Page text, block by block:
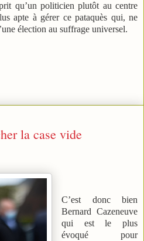
qu’un politicien plutôt au centre
apte à gérer ce pataquès qui, ne
élection au suffrage universel.
la case vide
C’est donc bien
Bernard Cazeneuve
qui est le plus
évoqué pour